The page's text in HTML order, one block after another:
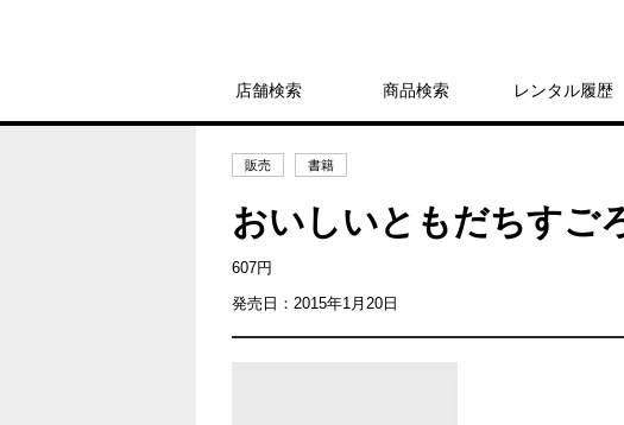
店舗検索 商品検索 レンタル履歴
販売 書籍
おいしいともだちす
607円
発売日：2015年1月20日